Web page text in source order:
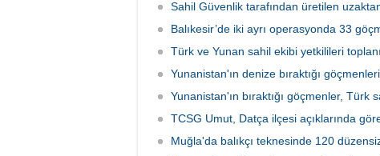
ayında 7 bin 783 saat görev yaptı.
kontrol edilirken, kurallara uymayan
Sahil Güvenlik tarafından üretilen
Balıkesir’de iki ayrı operasyonda 33
Türk ve Yunan sahil ekibi yetkilileri
Yunanistan'ın denize bıraktığı
Yunanistan'ın bıraktığı göçmenler, Türk
TCSG Umut, Datça ilçesi açıklarında
Muğla'da balıkçı teknesinde 120